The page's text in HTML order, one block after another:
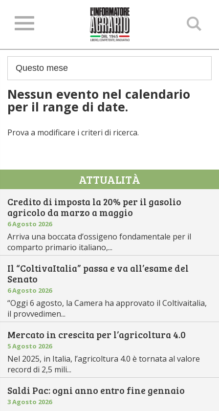
Nessun evento nel calendario
per il range di date.
Prova a modificare i criteri di ricerca.
ATTUALITÀ
Credito di imposta la 20% per il gasolio
agricolo da marzo a maggio
6 Agosto 2026
Arriva una boccata d’ossigeno fondamentale per il
comparto primario italiano,...
Il “ColtivaItalia” passa e va all’esame del
Senato
6 Agosto 2026
“Oggi 6 agosto, la Camera ha approvato il Coltivaitalia,
il provvedimen...
Mercato in crescita per l’agricoltura 4.0
5 Agosto 2026
Nel 2025, in Italia, l’agricoltura 4.0 è tornata al valore
record di 2,5 mili...
Saldi Pac: ogni anno entro fine gennaio
3 Agosto 2026